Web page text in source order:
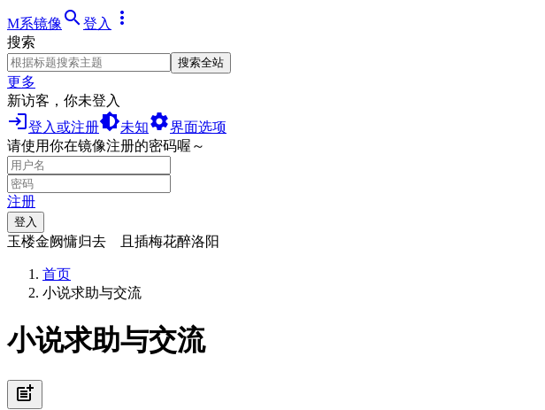
M系镜像 search登入 more_vert
搜索
搜索全站
更多
新访客，你未登入
login登入或注册brightness_medium未知settings界面选项
请使用你在镜像注册的密码喔～
注册
登入
玉楼金阙慵归去 且插梅花醉洛阳
首页
小说求助与交流
小说求助与交流
post_add